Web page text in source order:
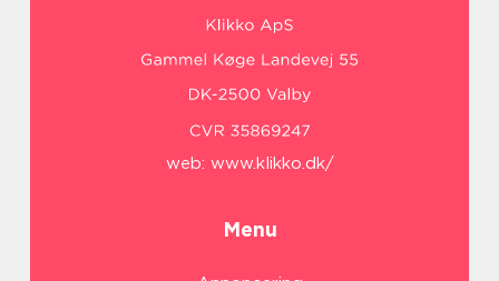
web: www.klikko.dk/
Menu